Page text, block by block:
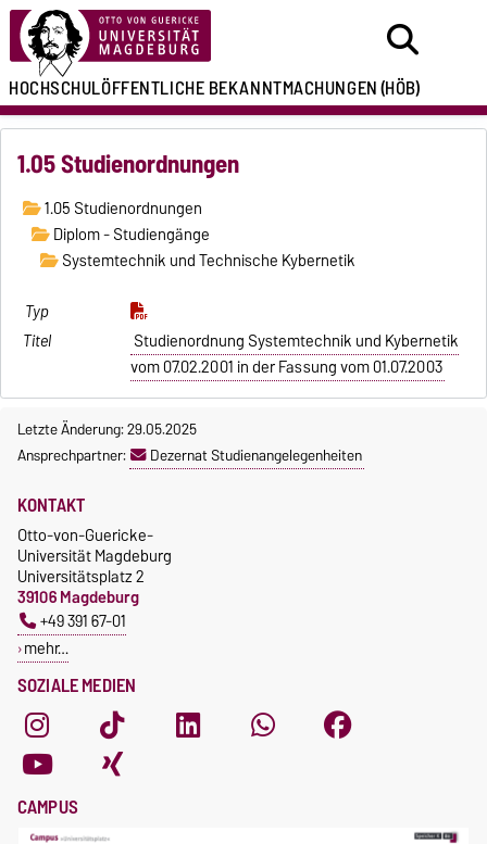
HOCHSCHULÖFFENTLICHEBEKANNTMACHUNGEN(HÖB)
1.05 Studienordnungen
1.05 Studienordnungen
Diplom - Studiengänge
Systemtechnik und Technische Kybernetik
Studienordnung Systemtechnik und Kybernetik
vom 07.02.2001 in der Fassung vom 01.07.2003
Letzte Änderung: 29.05.2025
Ansprechpartner:
Dezernat Studienangelegenheiten
SOZIALE MEDIEN
KONTAKT
Otto-von-Guericke-
Universität Magdeburg
Universitätsplatz 2
39106 Magdeburg
+49 391 67-01
mehr…
CAMPUS